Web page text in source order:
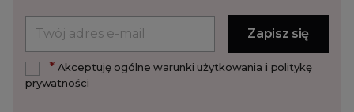
*Akceptuję ogólne warunki użytkowania i politykę
prywatności